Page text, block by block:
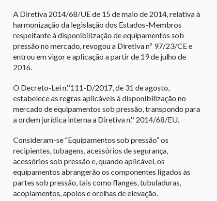
A Diretiva 2014/68/UE de 15 de maio de 2014, relativa à
harmonização da legislação dos Estados-Membros
respeitante à disponibilização de equipamentos sob
pressão no mercado, revogou a Diretiva nº 97/23/CE e
entrou em vigor e aplicação a partir de 19 de julho de
2016.
O Decreto-Lei n.º111-D/2017, de 31 de agosto,
estabelece as regras aplicáveis à disponibilização no
mercado de equipamentos sob pressão, transpondo para
a ordem jurídica interna a Diretiva n.º 2014/68/EU.
Consideram-se “Equipamentos sob pressão” os
recipientes, tubagens, acessórios de segurança,
acessórios sob pressão e, quando aplicável, os
equipamentos abrangerão os componentes ligados às
partes sob pressão, tais como flanges, tubuladuras,
acoplamentos, apoios e orelhas de elevação.